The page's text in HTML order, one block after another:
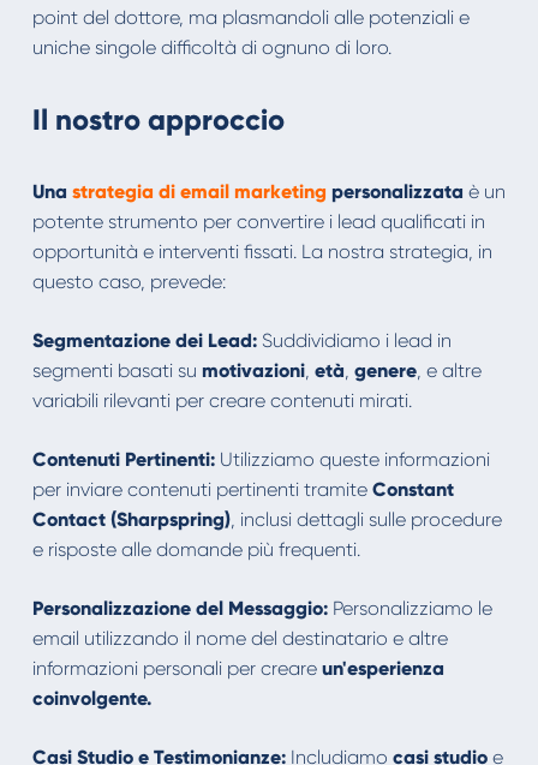
point del dottore, ma plasmandoli alle potenziali e
uniche singole difficoltà di ognuno di loro.
Il nostro approccio
Una strategia di email marketing personalizzata è un
potente strumento per convertire i lead qualificati in
opportunità e interventi fissati. La nostra strategia, in
questo caso, prevede:
Segmentazione dei Lead:Suddividiamo i lead in
segmenti basati su motivazioni, età, genere, e altre
variabili rilevanti per creare contenuti mirati.
Contenuti Pertinenti: Utilizziamo queste informazioni
per inviare contenuti pertinenti tramite Constant
Contact (Sharpspring), inclusi dettagli sulle procedure
e risposte alle domande più frequenti.
Personalizzazione del Messaggio: Personalizziamo le
email utilizzando il nome del destinatario e altre
informazioni personali per creare un'esperienza
coinvolgente.
Casi Studio e Testimonianze: Includiamo casi studioe